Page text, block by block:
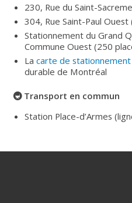
230, Rue du Saint-
304, Rue Saint-Paul Ouest
Stationnement du Grand
Commune Ouest (250
Lacarte de stationnement
durable de Montréal
🚇 Transport en commun
Station Place-d’Armes